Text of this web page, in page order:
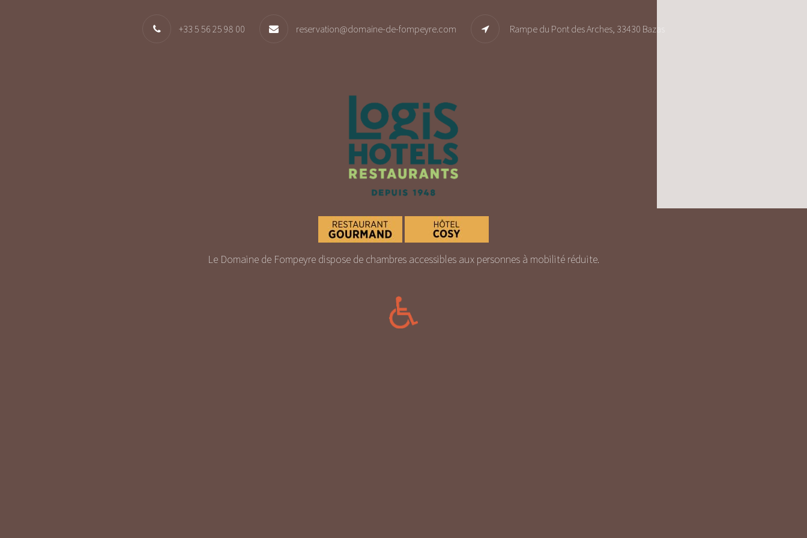
+33 5 56 25 98 00 reservation@domaine-de-fompeyre.com Rampe du Pont des Arches, 33430 Bazas
Le Domaine de Fompeyre dispose de chambres accessibles aux personnes à mobilité réduite.